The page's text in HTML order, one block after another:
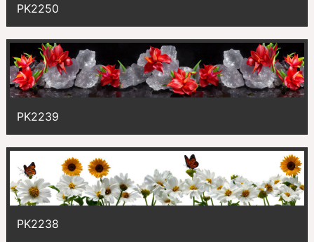
PK2250
PK2239
PK2238